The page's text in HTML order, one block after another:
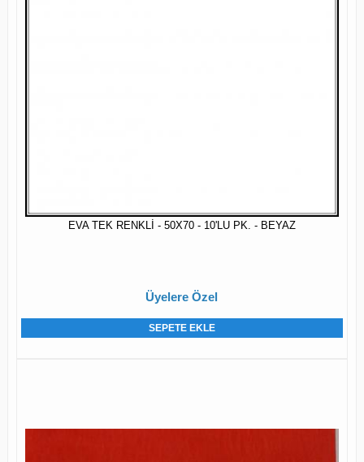
EVA TEK RENKLİ - 50X70 - 10'LU PK. - BEYAZ
Üyelere Özel
SEPETE EKLE